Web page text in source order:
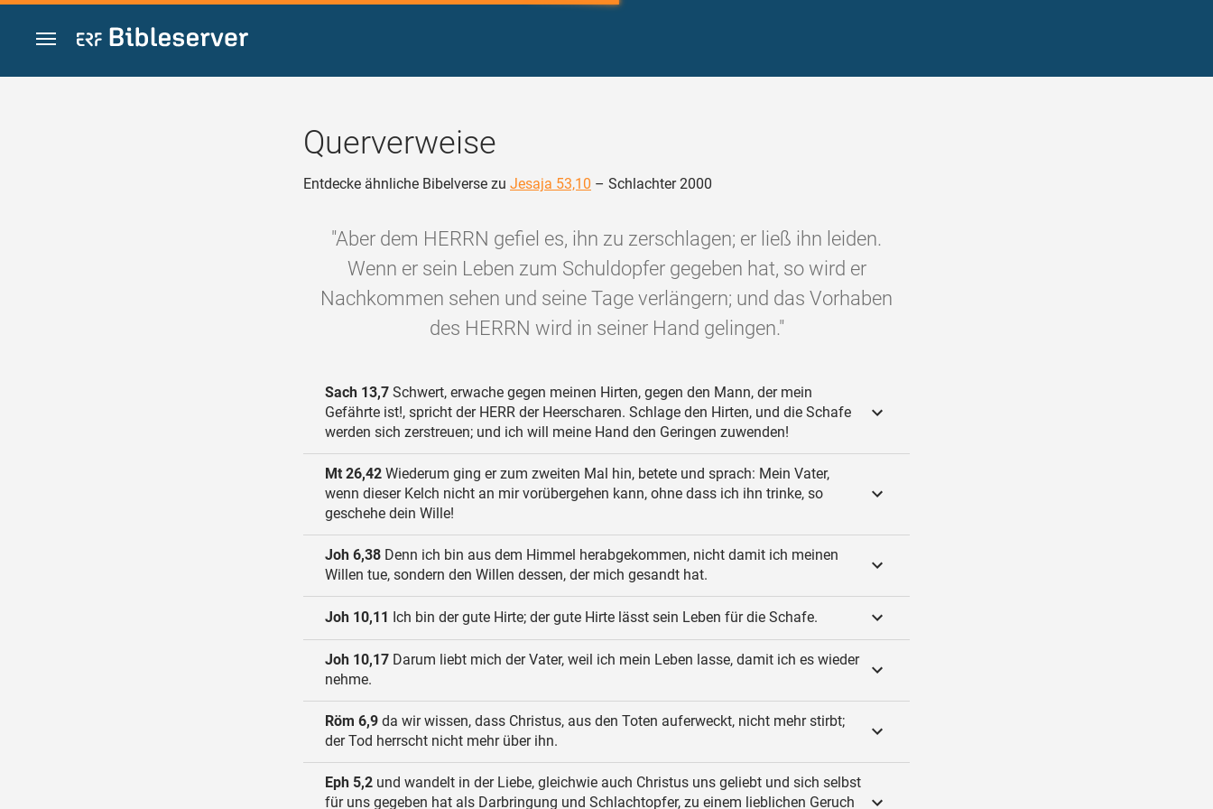
Zum Inhalt springen
Querverweise
Entdecke ähnliche Bibelverse zu Jesaja 53,10 – Schlachter 2000
"Aber dem HERRN gefiel es, ihn zu zerschlagen; er ließ ihn leiden.
Wenn er sein Leben zum Schuldopfer gegeben hat, so wird er
Nachkommen sehen und seine Tage verlängern; und das Vorhaben
des HERRN wird in seiner Hand gelingen."
Sach 13,7 Schwert, erwache gegen meinen Hirten, gegen den Mann, der mein
Gefährte ist!, spricht der HERR der Heerscharen. Schlage den Hirten, und die Schafe
werden sich zerstreuen; und ich will meine Hand den Geringen zuwenden!
Mt 26,42 Wiederum ging er zum zweiten Mal hin, betete und sprach: Mein Vater,
wenn dieser Kelch nicht an mir vorübergehen kann, ohne dass ich ihn trinke, so
geschehe dein Wille!
Joh 6,38 Denn ich bin aus dem Himmel herabgekommen, nicht damit ich meinen
Willen tue, sondern den Willen dessen, der mich gesandt hat.
Joh 10,11 Ich bin der gute Hirte; der gute Hirte lässt sein Leben für die Schafe.
Joh 10,17 Darum liebt mich der Vater, weil ich mein Leben lasse, damit ich es wieder
nehme.
Röm 6,9 da wir wissen, dass Christus, aus den Toten auferweckt, nicht mehr stirbt;
der Tod herrscht nicht mehr über ihn.
Eph 5,2 und wandelt in der Liebe, gleichwie auch Christus uns geliebt und sich selbst
für uns gegeben hat als Darbringung und Schlachtopfer, zu einem lieblichen Geruch